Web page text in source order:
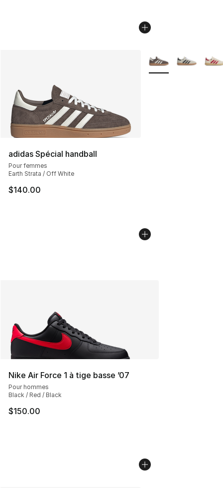
adidas Spécial handball
Pour femmes
Earth Strata / Off White
$140.00
Plus de couleurs
Nike Air Force 1 à tige basse ’07
Pour hommes
Black / Red / Black
$150.00